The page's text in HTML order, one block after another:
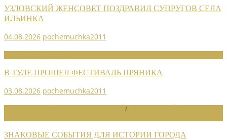
УЗЛОВСКИЙ ЖЕНСОВЕТ ПОЗДРАВИЛ СУПРУГОВ СЕЛА
ИЛЬИНКА
04.08.2026 pochemuchka2011
В ТУЛЕ ПРОШЕЛ ФЕСТИВАЛЬ ПРЯНИКА
03.08.2026 pochemuchka2011
/
ЗНАКОВЫЕ СОБЫТИЯ ДЛЯ ИСТОРИИ ГОРОДА